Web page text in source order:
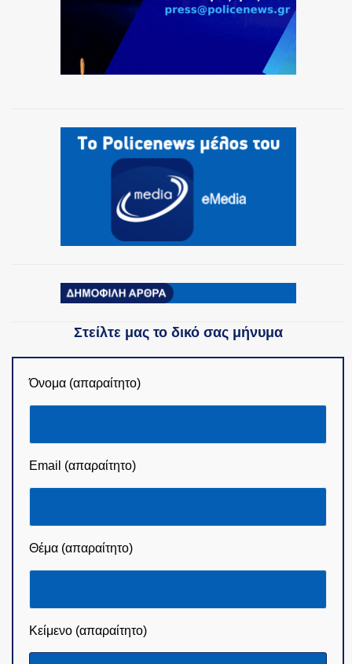
Στείλτε μας το δικό σας μήνυμα
Όνομα (απαραίτητο)
Email (απαραίτητο)
Θέμα (απαραίτητο)
Κείμενο (απαραίτητο)